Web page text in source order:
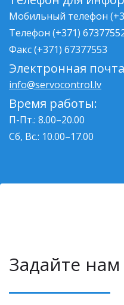
Мобильный телефон
Телефон (+371)
Факс (+371) 67377553
Электронная
info@servocontrol.lv
Время работы:
П-Пт.: 8.00–20.00
Сб, Вс.: 10.00–17.00
Задайте